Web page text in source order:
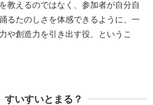
教えるのではなく、参加者が自分自
るたのしさを体感できるように、一
や創造力を引き出す役、というこ
すいすいとまる？